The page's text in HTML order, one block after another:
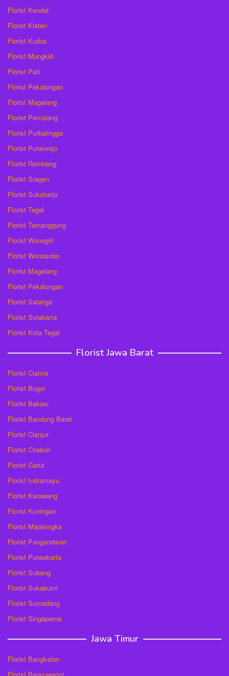
Florist Kendal
Florist Klaten
Florist Kudus
Florist Mungkid
Florist Pati
Florist Pekalongan
Florist Magelang
Florist Pemalang
Florist Purbalingga
Florist Purworejo
Florist Rembang
Florist Sragen
Florist Sukoharjo
Florist Tegal
Florist Temanggung
Florist Wonogiri
Florist Wonosobo
Florist Magelang
Florist Pekalongan
Florist Salatiga
Florist Surakarta
Florist Kota Tegal
Florist Jawa Barat
Florist Ciamis
Florist Bogor
Florist Bekasi
Florist Bandung Barat
Florist Cianjur
Florist Cirebon
Florist Garut
Florist Indramayu
Florist Karawang
Florist Kuningan
Florist Majalengka
Florist Pangandaran
Florist Purwakarta
Florist Subang
Florist Sukabumi
Florist Sumedang
Florist Singaparna
Jawa Timur
Florist Bangkalan